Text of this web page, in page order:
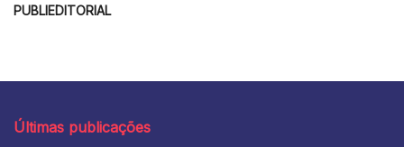
PUBLIEDITORIAL
Últimas publicações